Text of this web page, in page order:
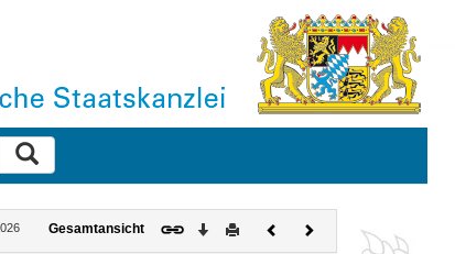
zurücksetzen
Gesamtansicht Download
DruckenVorherigesNächstes
Dokument